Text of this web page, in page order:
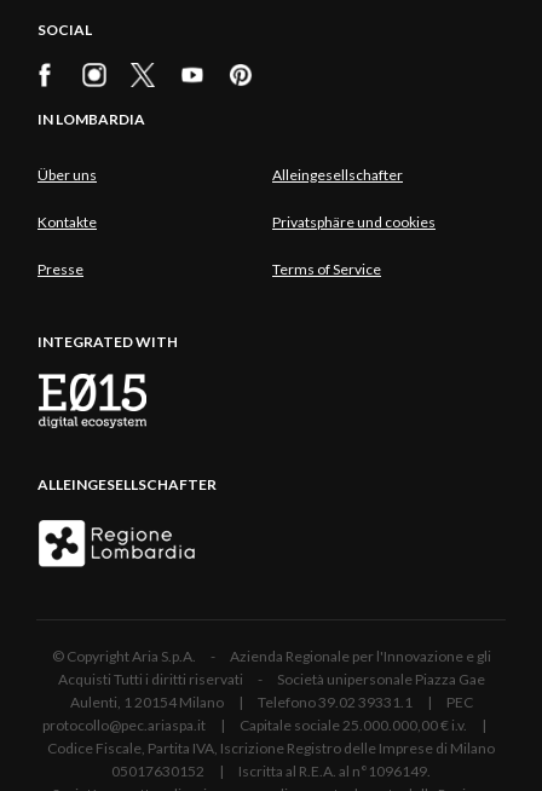
SOCIAL
IN LOMBARDIA
Über uns Alleingesellschafter
Kontakte Privatsphäre und cookies
Presse Terms of Service
INTEGRATED WITH
ALLEINGESELLSCHAFTER
© Copyright Aria S.p.A. - Azienda Regionale per l'Innovazione e gli
Acquisti Tutti i diritti riservati - Società unipersonale Piazza Gae
Aulenti, 1 20154 Milano | Telefono 39.02 39331.1 | PEC
protocollo@pec.ariaspa.it | Capitale sociale 25.000.000,00 € i.v. |
Codice Fiscale, Partita IVA, Iscrizione Registro delle Imprese di Milano
05017630152 | Iscritta al R.E.A. al n°1096149.